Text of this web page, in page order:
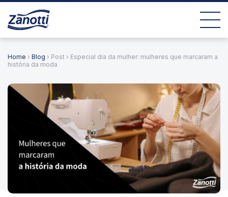
Home › Blog › Post › Especial dia da mulher: mulheres que marcaram a
história da moda